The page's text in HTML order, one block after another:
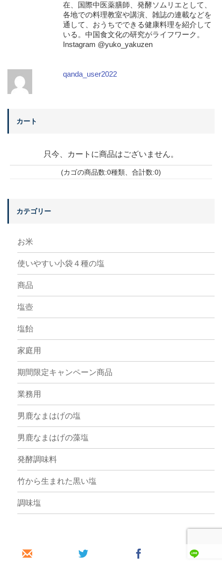
在、国際中医薬膳師、発酵ソムリエとして、
各地での料理教室や講演、雑誌の連載などを
通して、おうちでできる健康料理を紹介して
いる。中国食文化の研究がライフワーク。
Instagram @yuko_yakuzen
qanda_user2022
カート
只今、カートに商品はございません。
(カゴの商品数:0種類、合計数:0)
カテゴリー
お米
使いやすい小袋４種の塩
商品
塩壺
塩飴
家庭用
期間限定キャンペーン商品
業務用
男鹿なまはげの塩
男鹿なまはげの藻塩
発酵調味料
竹から生まれた黒い塩
調味塩